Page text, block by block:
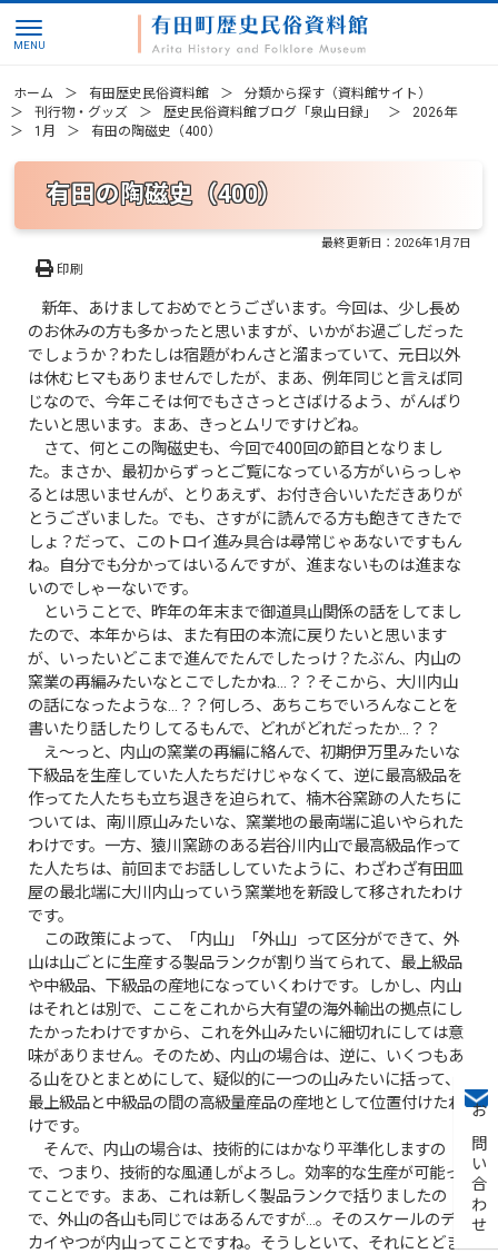
お問い合わせ
ホーム 有田歴史民俗資料館
分類から探す（資料館サイト）
刊行物・グッズ
歴史民俗資料館ブログ「泉山日録」
2026年
1月
有田の陶磁史（400）
有田の陶磁史（400）
最終更新日：2026年1月7日
印刷
新年、あけましておめでとうございます。今回は、少し長め
のお休みの方も多かったと思いますが、いかがお過ごしだった
でしょうか？わたしは宿題がわんさと溜まっていて、元日以外
は休むヒマもありませんでしたが、まあ、例年同じと言えば同
じなので、今年こそは何でもささっとさばけるよう、がんばり
たいと思います。まあ、きっとムリですけどね。
さて、何とこの陶磁史も、今回で400回の節目となりまし
た。まさか、最初からずっとご覧になっている方がいらっしゃ
るとは思いませんが、とりあえず、お付き合いいただきありが
とうございました。でも、さすがに読んでる方も飽きてきたで
しょ？だって、このトロイ進み具合は尋常じゃあないですもん
ね。自分でも分かってはいるんですが、進まないものは進まな
いのでしゃーないです。
ということで、昨年の年末まで御道具山関係の話をしてまし
たので、本年からは、また有田の本流に戻りたいと思います
が、いったいどこまで進んでたんでしたっけ？たぶん、内山の
窯業の再編みたいなとこでしたかね…？？そこから、大川内山
の話になったような…？？何しろ、あちこちでいろんなことを
書いたり話したりしてるもんで、どれがどれだったか…？？
え～っと、内山の窯業の再編に絡んで、初期伊万里みたいな
下級品を生産していた人たちだけじゃなくて、逆に最高級品を
作ってた人たちも立ち退きを迫られて、楠木谷窯跡の人たちに
ついては、南川原山みたいな、窯業地の最南端に追いやられた
わけです。一方、猿川窯跡のある岩谷川内山で最高級品作って
た人たちは、前回までお話ししていたように、わざわざ有田皿
屋の最北端に大川内山っていう窯業地を新設して移されたわけ
です。
この政策によって、「内山」「外山」って区分ができて、外
山は山ごとに生産する製品ランクが割り当てられて、最上級品
や中級品、下級品の産地になっていくわけです。しかし、内山
はそれとは別で、ここをこれから大有望の海外輸出の拠点にし
たかったわけですから、これを外山みたいに細切れにしては意
味がありません。そのため、内山の場合は、逆に、いくつもあ
る山をひとまとめにして、疑似的に一つの山みたいに括って、
最上級品と中級品の間の高級量産品の産地として位置付けたわ
けです。
そんで、内山の場合は、技術的にはかなり平準化しますの
で、つまり、技術的な風通しがよろし。効率的な生産が可能っ
てことです。まあ、これは新しく製品ランクで括りましたの
で、外山の各山も同じではあるんですが…。そのスケールのデ
カイやつが内山ってことですね。そうしといて、それにとどま